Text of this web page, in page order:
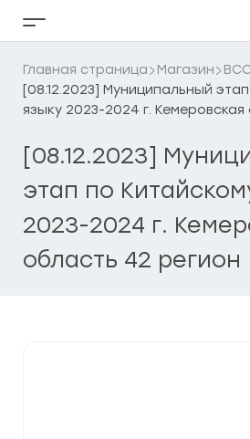
Кнопка
бокового
меню
Главная страница Магазин
[08.12.2023] Муниципальный
языку 2023-2024 г.
[08.12.2023]
этап по
2023-2024 г.
область 42 регион